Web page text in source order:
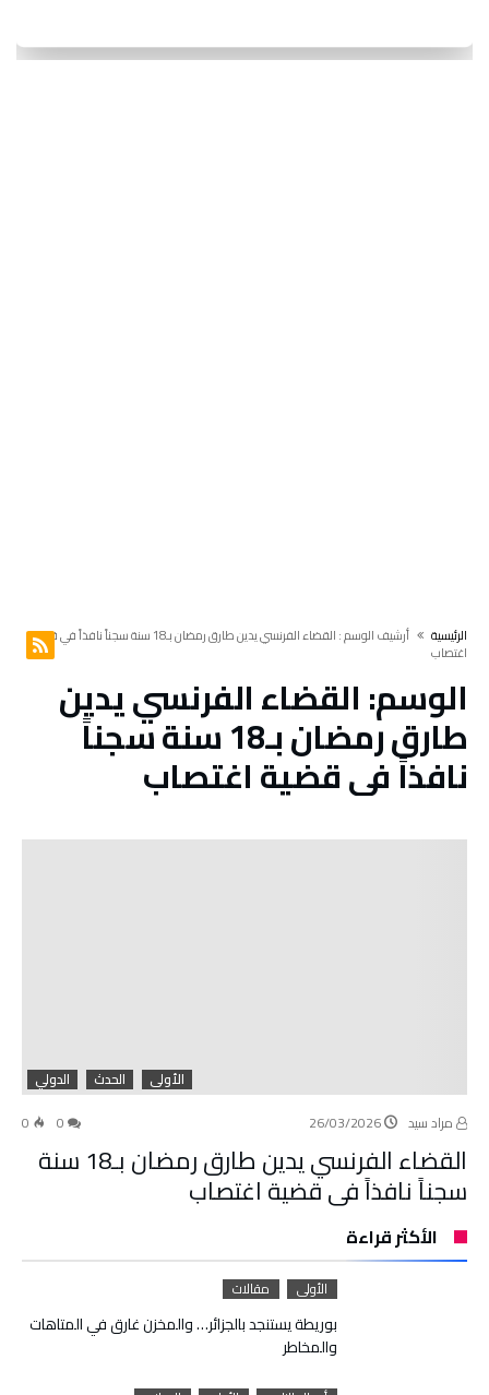
‫الرئيسية‬
‫أرشيف الوسم :‬ القضاء الفرنسي يدين طارق رمضان بـ18 سنة سجناً نافذاً في قضية
اغتصاب
الوسم:القضاء الفرنسي يدين
طارق رمضان بـ18 سنة سجناً
نافذاً في قضية اغتصاب
الأولى الحدث
الدولي
مراد سيد
26/03/2026
0
القضاء الفرنسي يدين طارق رمضان بـ18 سنة
سجناً نافذاً في قضية اغتصاب
الأكثر قراءة
الأولى مقالات
بوريطة يستنجد بالجزائر… والمخزن غارق في المتاهات
والمخاطر